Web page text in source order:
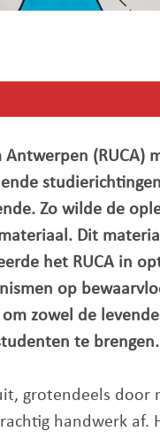
(RUCA)
Zo wilde de
Dit
het RUCA in
op
zowel de
te brengen.
grotendeels
handwerk